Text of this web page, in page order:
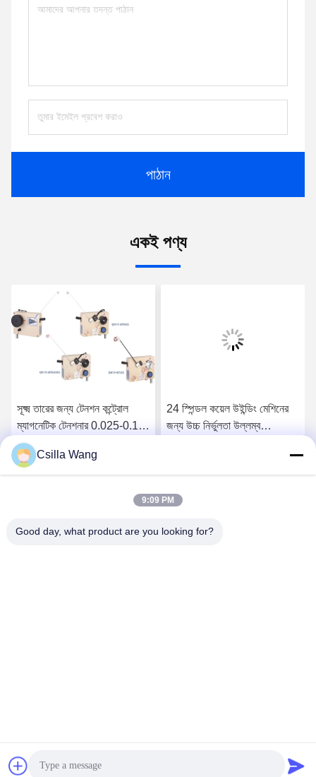
পাঠান
একই পণ্য
সূক্ষ্ম তারের জন্য টেনশন কন্ট্রোল
ম্যাগনেটিক টেনশনার 0.025-0.12
মিমি
সেরা মূল্য পান
24 স্পিন্ডল কয়েল উইন্ডিং মেশিনের
জন্য উচ্চ নির্ভুলতা উল্লম্ব
সেরা মূল্য পান
coilwindingtensioner.com . সমস্ত অধিকার সংরক্ষিত.
Csilla Wang
9:09 PM
Good day, what product are you looking for?